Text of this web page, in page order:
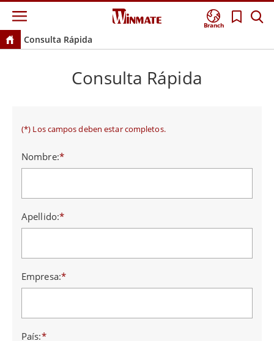
Branch
Consulta Rápida
Consulta Rápida
(*) Los campos deben estar completos.
Nombre:*
Apellido:*
Empresa:*
País:*